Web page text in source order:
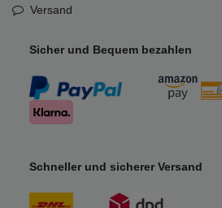
Versand
Sicher und Bequem bezahlen
Schneller und sicherer Versand